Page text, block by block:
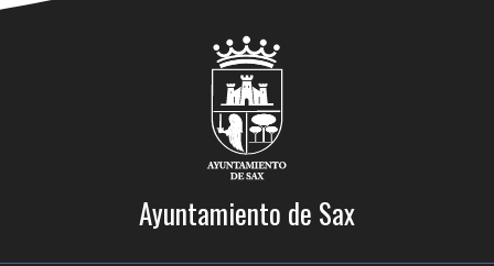
Ayuntamiento de Sax